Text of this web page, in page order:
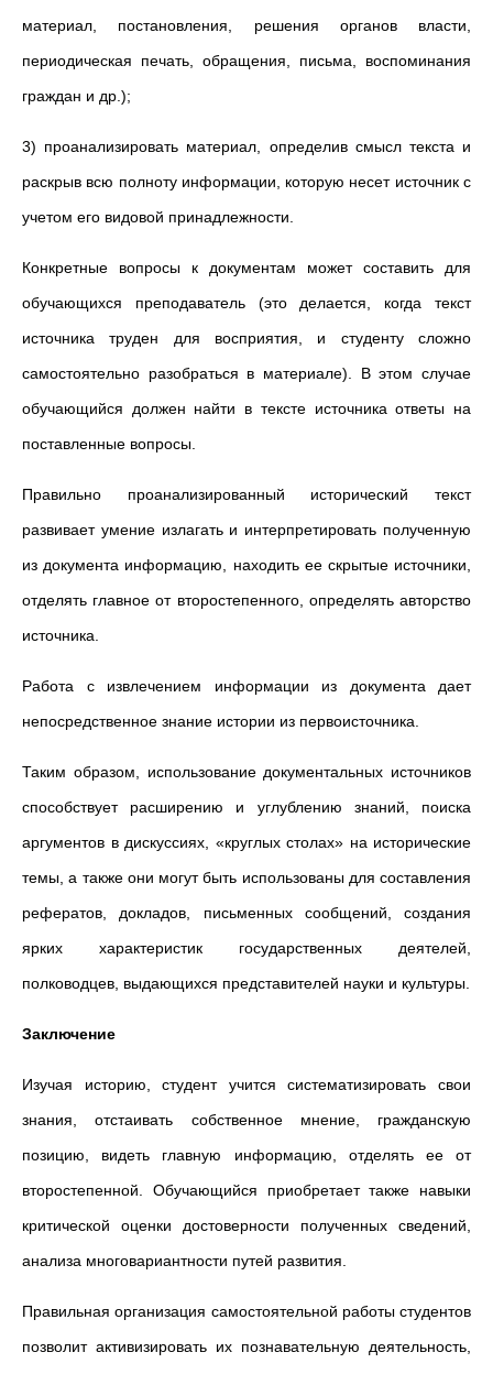
материал, постановления, решения органов власти,
периодическая печать, обращения, письма, воспоминания
граждан и др.);
3) проанализировать материал, определив смысл текста и
раскрыв всю полноту информации, которую несет источник с
учетом его видовой принадлежности.
Конкретные вопросы к документам может составить для
обучающихся преподаватель (это делается, когда текст
источника труден для восприятия, и студенту сложно
самостоятельно разобраться в материале). В этом случае
обучающийся должен найти в тексте источника ответы на
поставленные вопросы.
Правильно проанализированный исторический текст
развивает умение излагать и интерпретировать полученную
из документа информацию, находить ее скрытые источники,
отделять главное от второстепенного, определять авторство
источника.
Работа с извлечением информации из документа дает
непосредственное знание истории из первоисточника.
Таким образом, использование документальных источников
способствует расширению и углублению знаний, поиска
аргументов в дискуссиях, «круглых столах» на исторические
темы, а также они могут быть использованы для составления
рефератов, докладов, письменных сообщений, создания
ярких характеристик государственных деятелей,
полководцев, выдающихся представителей науки и культуры.
Заключение
Изучая историю, студент учится систематизировать свои
знания, отстаивать собственное мнение, гражданскую
позицию, видеть главную информацию, отделять ее от
второстепенной. Обучающийся приобретает также навыки
критической оценки достоверности полученных сведений,
анализа многовариантности путей развития.
Правильная организация самостоятельной работы студентов
позволит активизировать их познавательную деятельность,